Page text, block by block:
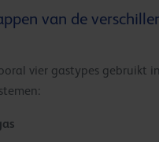
van de
vier gastypes gebruikt in